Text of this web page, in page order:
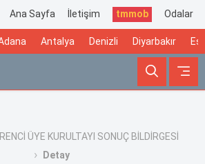
Ana Sayfa İletişim tmmob Odalar
Antalya Denizli Diyarbakır
ÜYE KURULTAYI SONUÇ BİLDİRGESİ
Detay